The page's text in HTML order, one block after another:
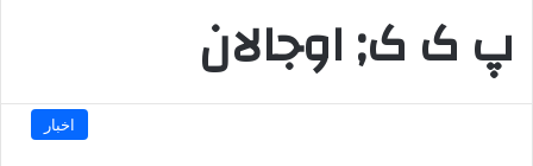
پ ک ک; اوجالان
اخبار